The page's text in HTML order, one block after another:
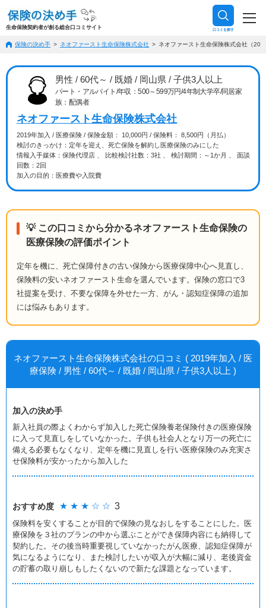
生命保険契約者が創る総合口コミサイト 口コミを探す
保険の決め手 ネオファースト生命保険株式会社 ネオファースト生命保険株式会社（
男性 / 60代～ / 既婚 / 岡山県 / 子供3人以上
パート・アルバイト/年収：500～599万円/4年制大学卒/同居家
族：配偶者
ネオファースト生命保険株式会社
2019年加入 / 医療保険 / 保険金額： 10,000円 / 保険料： 8,500円（月払）
検討のきっかけ：定年を迎え、死亡保険を解約し医療保険のみにした
情報入手媒体：保険代理店 、 比較検討社数：3社 、 検討期間：～1か月 、 面談
回数：2回
加入の目的：医療費や入院費
💡 この口コミから分かるネオファースト生命保険の
医療保険の評価ポイント
定年を機に、死亡保障付きの古い保険から医療保障中心へ見直し、
保険料の安いネオファースト生命を選んでいます。保険の窓口で3
社提案を受け、不要な保障を外せた一方、がん・認知症保障の追加
には悩みもあります。
ネオファースト生命保険株式会社の口コミ ( 2019年加入 / 医
療保険 / 男性 / 60代～ / 既婚 / 岡山県 / 子供3人以上 )
加入の決め手
新入社員の際よくわからず加入した死亡保険養老保険付きの医療保険
に入って見直しをしていなかった。子供も社会人となり万一の死亡に
備える必要もなくなり、定年を機に見直しを行い医療保険のみ充実さ
せ保険料が安かったから加入した
おすすめ度 ★ ★ ★ ☆ ☆ 3
保険料を安くすることが目的で保険の見なおしをすることにした。医
療保険を３社のプランの中から選ぶことができ保障内容にも納得して
契約した。その後当時重要視していなかったがん医療、認知症保障が
気になるようになり、また検討したいが収入が大幅に減り、老後資金
の貯蓄の取り崩しもしたくないので新たな課題となっています。